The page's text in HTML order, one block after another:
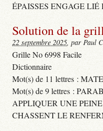
ÉPAISSES ENGAGE
Solution de la
22 septembre 2025, par Paul
Grille No 6998 Facile
Dictionnaire
Mot(s) de 11 lettres :
Mot(s) de 9 lettres :
APPLIQUER UNE
CHASSENT LE